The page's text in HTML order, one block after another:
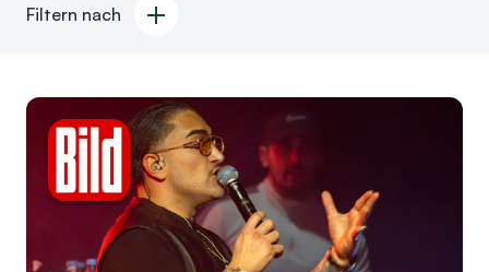
Filtern nach